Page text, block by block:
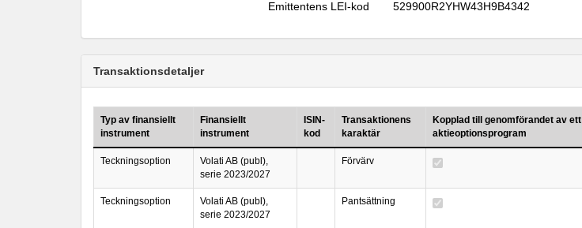
Emittentens LEI-kod 529900R2YHW43H9B4342
Transaktionsdetaljer
Typ av finansiellt
instrument
Finansiellt
instrument
ISIN-
kod
Transaktionens
karaktär
Kopplad till genomförandet av ett
aktieoptionsprogram
Teckningsoption
Volati AB (publ),
serie 2023/2027
Förvärv
Teckningsoption
Volati AB (publ),
serie 2023/2027
Pantsättning